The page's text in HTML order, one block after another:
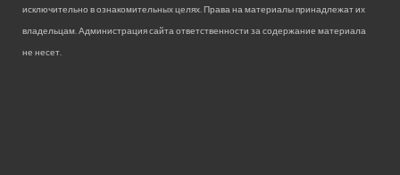
исключительно в ознакомительных целях. Права на материалы принадлежат их
владельцам. Администрация сайта ответственности за содержание материала
не несет.